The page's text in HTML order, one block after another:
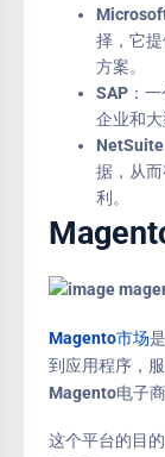
择，它
方案。
SAP：
企业和大
据，从
利。
Magento市场
到应用程序，
Magento电子
这个平台的目